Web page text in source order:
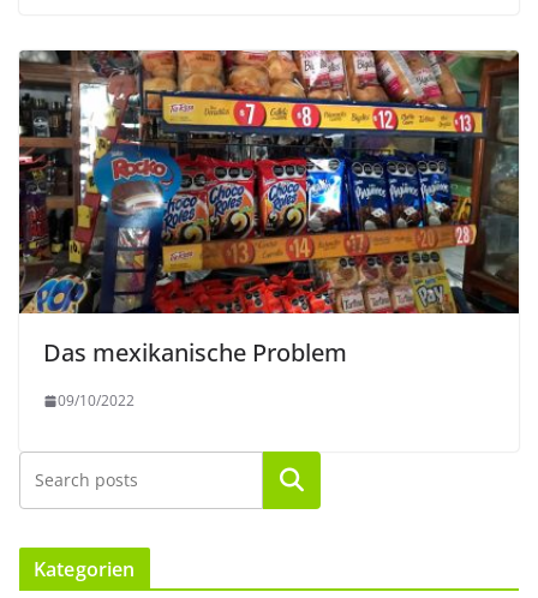
Das mexikanische Problem
09/10/2022
Suchen
Kategorien